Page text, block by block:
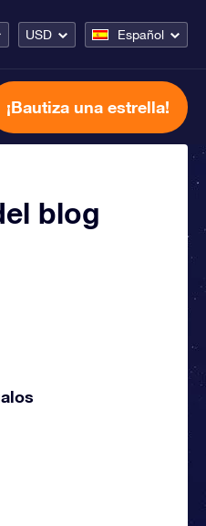
USD Español
¡Bautiza una estrella!
blog